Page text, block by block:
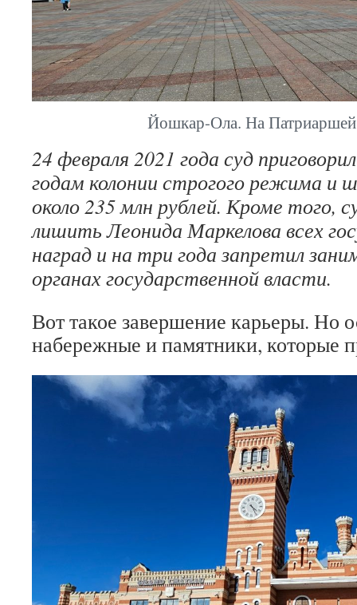
Йошкар-Ола. На
24 февраля 2021 года суд
годам колонии строгого режима и
около 235 млн рублей. Кроме того,
лишить Леонида Маркелова всех
наград и на три года запретил
органах государственной власти.
Вот такое завершение карьеры. Но
набережные и памятники, которые